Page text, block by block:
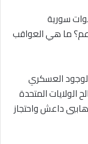
سورية
ما هي العواقب
الوجود العسكري
المتحدة
داعش واحتجاز